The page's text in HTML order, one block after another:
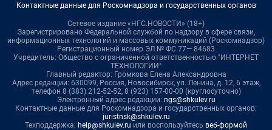
Контактные данные для Роскомнадзора и государственных органов
Сетевое издание «НГС.НОВОСТИ» (18+)
Зарегистрировано Федеральной службой по надзору в сфере связи,
информационных технологий и массовых коммуникаций (Роскомнадзор)
Регистрационный номер ЭЛ № ФС 77— 84683
Учредитель: Общество с ограниченной ответственностью "ИНТЕРНЕТ
ТЕХНОЛОГИИ"
Главный редактор: Громкова Елена Александровна
Адрес редакции: 630099, Россия, Новосибирск, ул. Ленина, д. 12, 6 этаж,
телефон 8 (383) 212-52-52, 8 (923) 157-00-00 (круглосуточно)
Электронный адрес редакции: ngs@shkulev.ru
Контактные данные для Роскомнадзора и государственных органов:
juristnsk@shkulev.ru
Техподдержка: help@shkulev.ru или воспользуйтесь веб-формой